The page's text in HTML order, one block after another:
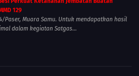
129
Paser, Muara Samu. Untuk mendapatkan hasil
dalam kegiatan Satgas...